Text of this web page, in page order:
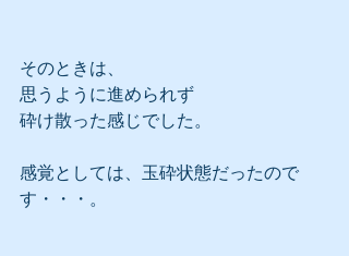
そのときは、
思うように進められず
砕け散った感じでした。
感覚としては、玉砕状態だったので
す・・・。